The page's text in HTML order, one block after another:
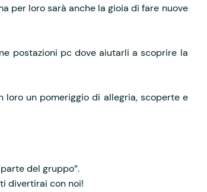
per loro sarà anche la gioia di fare nuove
postazioni pc dove aiutarli a scoprire la
loro un pomeriggio di allegria, scoperte e
del gruppo”.
divertirai con noi!